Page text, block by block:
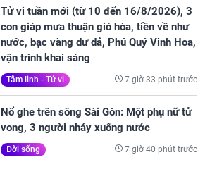
Tử vi tuần mới (từ 10 đến 16/8/2026), 3
con giáp mưa thuận gió hòa, tiền về như
nước, bạc vàng dư dả, Phú Quý Vinh Hoa,
vận trình khai sáng
Tâm linh - Tử vi 7 giờ 33 phút trước
Nổ ghe trên sông Sài Gòn: Một phụ nữ tử
vong, 3 người nhảy xuống nước
Đời sống 7 giờ 40 phút trước